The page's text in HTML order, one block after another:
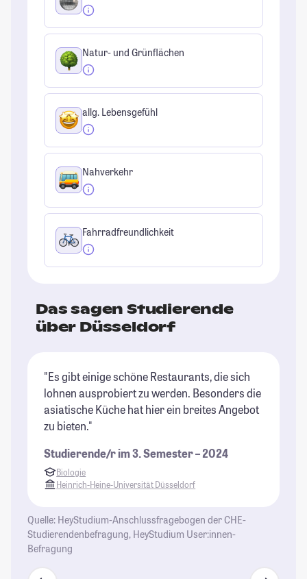
Natur- und Grünflächen
allg. Lebensgefühl
Nahverkehr
Fahrradfreundlichkeit
Das sagen Studierende
über Düsseldorf
"Es gibt einige schöne Restaurants, die sich
lohnen ausprobiert zu werden. Besonders die
asiatische Küche hat hier ein breites Angebot
zu bieten."
Studierende/r im 3. Semester – 2024
Biologie
Heinrich-Heine-Universität Düsseldorf
Quelle: HeyStudium-Anschlussfragebogen der CHE-
Studierendenbefragung, HeyStudium User:innen-
Befragung